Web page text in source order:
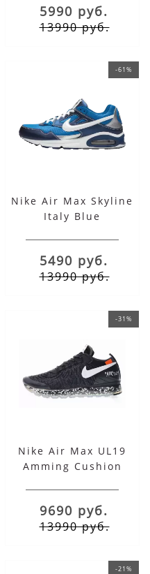
5990 руб.
13990 руб.
-61%
Nike Air Max Skyline
Italy Blue
5490 руб.
13990 руб.
-31%
Nike Air Max UL19
Amming Cushion
9690 руб.
13990 руб.
-21%